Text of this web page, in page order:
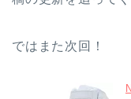
ではまた次回！